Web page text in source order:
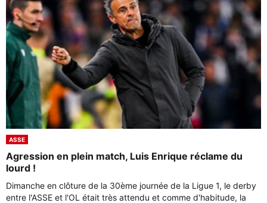
ASSE
Agression en plein match, Luis Enrique réclame du
lourd !
Dimanche en clôture de la 30ème journée de la Ligue 1, le derby
entre l'ASSE et l'OL était très attendu et comme d'habitude, la